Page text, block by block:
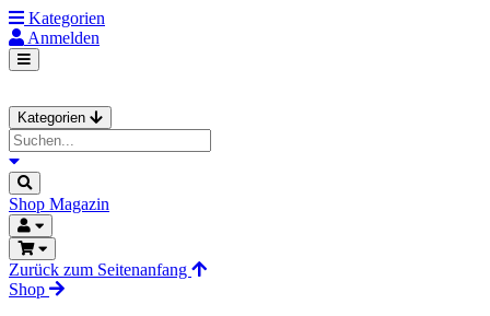
Kategorien
Anmelden
Kategorien
Shop Magazin
Zurück zum Seitenanfang
Shop